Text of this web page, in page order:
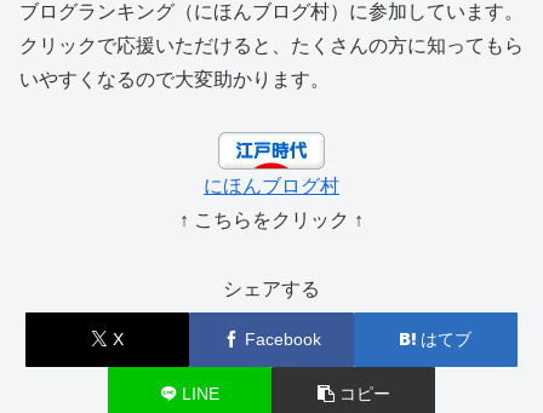
ブログランキング（にほんブログ村）に参加しています。
クリックで応援いただけると、たくさんの方に知ってもら
いやすくなるので大変助かります。
にほんブログ村
↑ こちらをクリック ↑
シェアする
X Facebook はてブ
LINE コピー